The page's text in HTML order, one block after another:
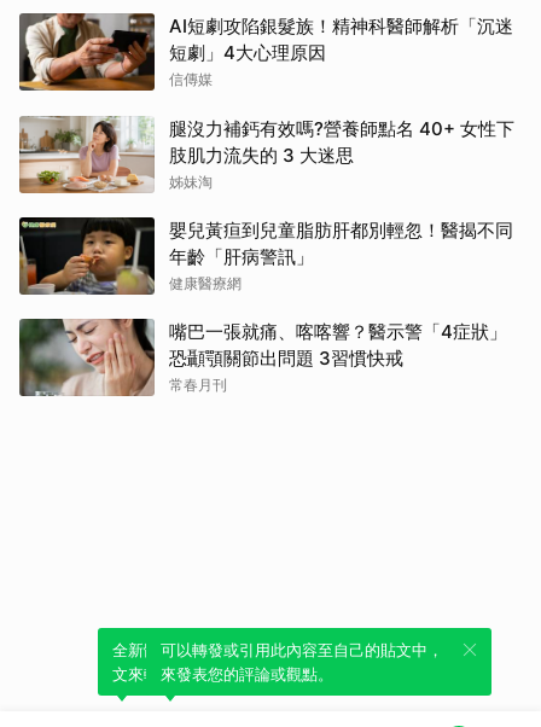
AI短劇攻陷銀髮族！精神科醫師解析「沉迷
短劇」4大心理原因
信傳媒
腿沒力補鈣有效嗎?營養師點名 40+ 女性下
肢肌力流失的 3 大迷思
姊妹淘
嬰兒黃疸到兒童脂肪肝都別輕忽！醫揭不同
年齡「肝病警訊」
健康醫療網
嘴巴一張就痛、喀喀響？醫示警「4症狀」
恐顳顎關節出問題 3習慣快戒
常春月刊
全新體驗！一鍵引用此內容，透過發布貼
文來輕鬆表達個人立場。
可以轉發或引用此內容至自己的貼文中，
來發表您的評論或觀點。